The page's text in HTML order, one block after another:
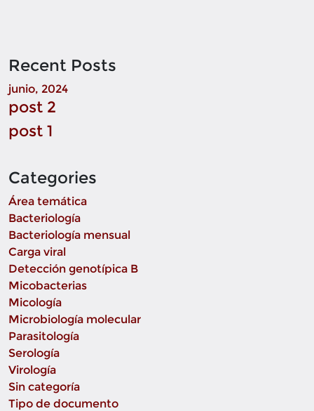
Recent Posts
junio, 2024
post 2
post 1
Categories
Área temática
Bacteriología
Bacteriología mensual
Carga viral
Detección genotípica B
Micobacterias
Micología
Microbiología molecular
Parasitología
Serología
Virología
Sin categoría
Tipo de documento